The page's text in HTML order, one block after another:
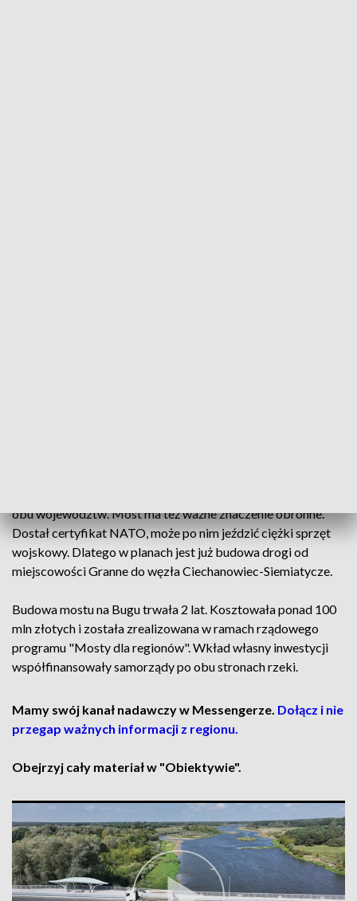
obu województw. Most ma też ważne znaczenie obronne.
Dostał certyfikat NATO, może po nim jeździć ciężki sprzęt
wojskowy. Dlatego w planach jest już budowa drogi od
miejscowości Granne do węzła Ciechanowiec-Siemiatycze.
Budowa mostu na Bugu trwała 2 lat. Kosztowała ponad 100
mln złotych i została zrealizowana w ramach rządowego
programu "Mosty dla regionów". Wkład własny inwestycji
współfinansowały samorządy po obu stronach rzeki.
Mamy swój kanał nadawczy w Messengerze. Dołącz i nie
przegap ważnych informacji z regionu.
Obejrzyj cały materiał w "Obiektywie".